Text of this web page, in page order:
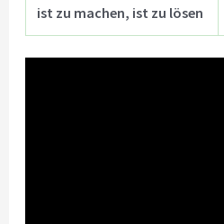
ist zu machen, ist zu lösen